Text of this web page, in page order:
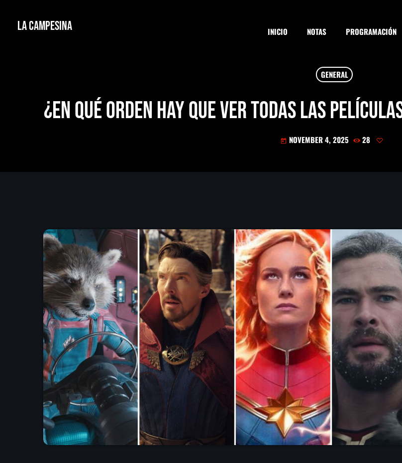
La Campesina INICIO NOTAS PROGRAMACIÓN
GENERAL
¿En qué orden hay que ver todas las
today NOVEMBER 4, 2025 28